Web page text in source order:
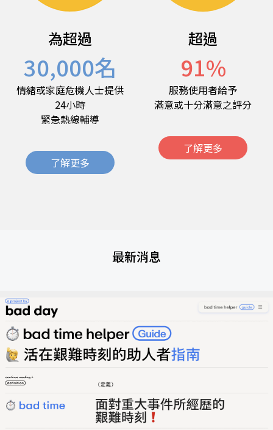
為超過
30,000名
情緒或家庭危機人士提供
24小時
緊急熱線輔導
了解更多
超過
91%
服務使用者給予
滿意或十分滿意之評分
了解更多
最新消息